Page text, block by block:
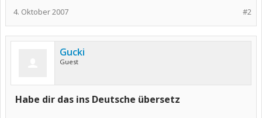
#2
4. Oktober 2007
Gucki
Guest
Habe dir das ins Deutsche übersetz